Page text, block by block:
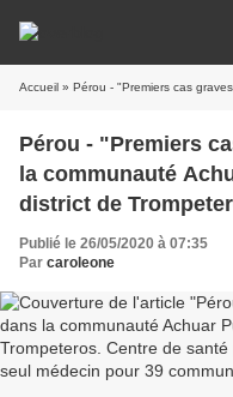
Accueil » Pérou - "Premiers cas graves de Covid-19 dans la communauté Achuar
Pérou - "Premiers
la communauté
district de
principal du district
médecin pour 39
Publié le 26/05/2020 à 07:35
Par caroleone